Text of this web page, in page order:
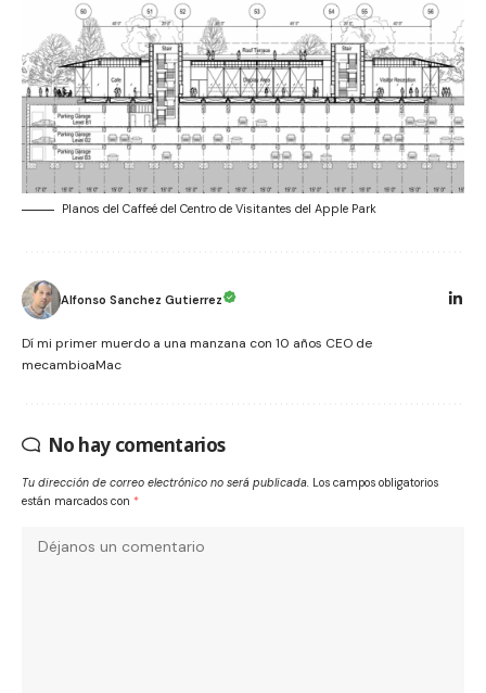
Planos del Caffeé del Centro de Visitantes del Apple Park
Alfonso Sanchez Gutierrez
Dí mi primer muerdo a una manzana con 10 años CEO de
mecambioaMac
No hay comentarios
Tu dirección de correo electrónico no será publicada. Los campos obligatorios
están marcados con *